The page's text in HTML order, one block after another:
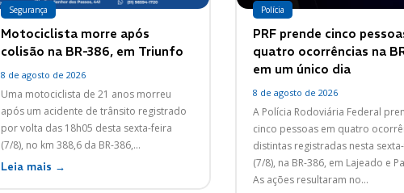
Segurança
Motociclista morre após
colisão na BR-386, em Triunfo
8 de agosto de 2026
Uma motociclista de 21 anos morreu
após um acidente de trânsito registrado
por volta das 18h05 desta sexta-feira
(7/8), no km 388,6 da BR-386,...
Leia mais →
Polícia
PRF prende cinco
quatro ocorrências na
em um único dia
8 de agosto de 2026
A Polícia Rodoviária Federal
cinco pessoas em quatro
distintas registradas nesta
(7/8), na BR-386, em Lajeado e
As ações resultaram no...